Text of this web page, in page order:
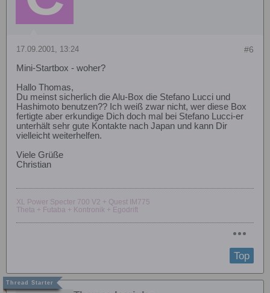
#6
17.09.2001, 13:24
Mini-Startbox - woher?
Hallo Thomas,
Du meinst sicherlich die Alu-Box die Stefano Lucci und
Hashimoto benutzen?? Ich weiß zwar nicht, wer diese Box
fertigte aber erkundige Dich doch mal bei Stefano Lucci-er
unterhält sehr gute Kontakte nach Japan und kann Dir
vielleicht weiterhelfen.
Viele Grüße
Christian
XL Power Specter 700 V2 + Quest IM775
Theta + Futaba + Kontronik + Egodrift
Top